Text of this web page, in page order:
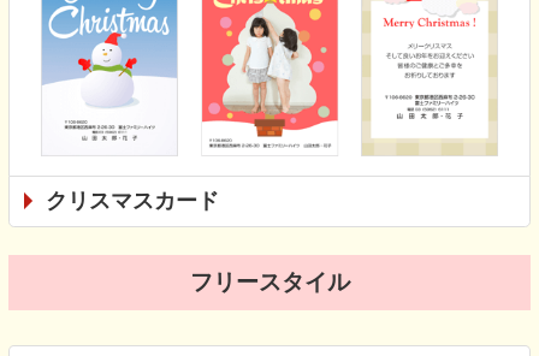
クリスマスカード
フリースタイル